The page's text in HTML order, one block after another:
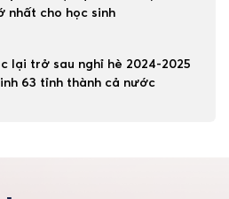
nhất cho học sinh
lại trở sau nghỉ hè 2024-2025
63 tỉnh thành cả nước